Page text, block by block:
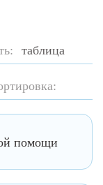
таблица
помощи